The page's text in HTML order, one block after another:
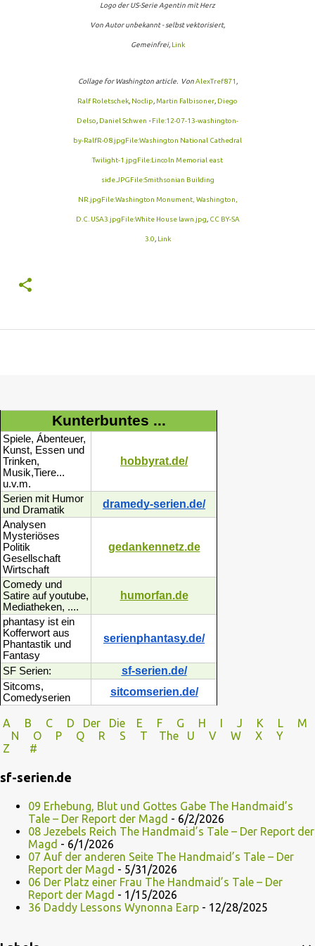
Logo der US-Serie Agentin mit Herz
Von Autor unbekannt- selbst vektorisiert,
Gemeinfrei, Link
Collage for Washington article. VonAlexTref871 ,
Ralf Roletschek, Noclip, Martin Falbisoner, Diego
Delso, Daniel Schwen -File:12-07-13-washington-
by-RalfR-08.jpgFile:Washington National Cathedral
Twilight-1.jpgFile:Lincoln Memorial east
side.JPGFile:Smithsonian Building
NR.jpgFile:Washington Monument, Washington,
D.C. USA3.jpgFile:White House lawn.jpg, CC BY-SA
3.0, Link
Kunterbuntes ...
Spiele, Ábenteuer,
Kunst, Essen und
Trinken,
Musik,Tiere...
u.v.m.
hobbyrat.de/
Serien mit Humor
und Dramatik
dramedy-serien.de/
Analysen
Mysteriöses
Politik
Gesellschaft
Wirtschaft
gedankennetz.de
Comedy und
Satire auf youtube,
Mediatheken, ....
humorfan.de
phantasy ist ein
Kofferwort aus
Phantastik und
Fantasy
serienphantasy.de/
SF Serien: sf-serien.de/
Sitcoms,
Comedyserien
sitcomserien.de/
A B C D Der Die E F G H I J K L
M
N
O P Q R S T The U V
W X Y
Z
#
sf-serien.de
09 Erhebung, Blut und Gottes Gabe The Handmaid’s
Tale – Der Report der Magd - 6/2/2026
08 Jezebels Reich The Handmaid’s Tale – Der Report der
Magd - 6/1/2026
07 Auf der anderen Seite The Handmaid’s Tale – Der
Report der Magd - 5/31/2026
06 Der Platz einer Frau The Handmaid’s Tale – Der
Report der Magd - 1/15/2026
36 Daddy Lessons Wynonna Earp - 12/28/2025